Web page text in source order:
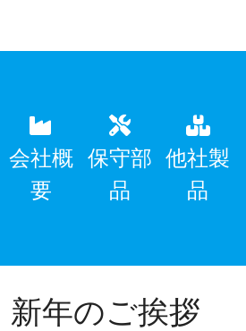
会社概
要
保守部
品
他社製
品
年のご挨拶